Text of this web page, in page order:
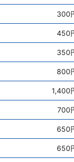
300
450
350
800
1,400
700
650
650